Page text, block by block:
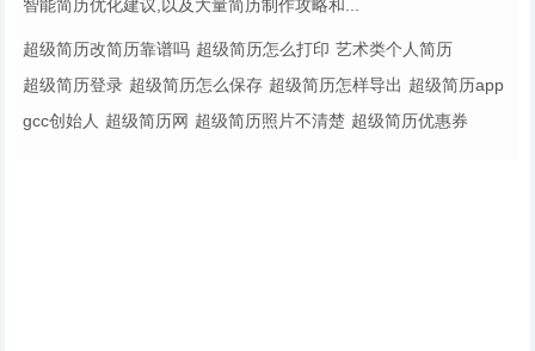
智能简历优化建议,以及大量简历制作攻略和...
超级简历改简历靠谱吗 超级简历怎么打印 艺术类个人简历
超级简历登录 超级简历怎么保存 超级简历怎样导出 超级简历app
gcc创始人 超级简历网 超级简历照片不清楚 超级简历优惠券